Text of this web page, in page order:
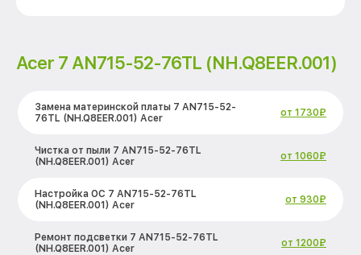
Acer 7 AN715-52-76TL (NH.Q8EER.001)
Замена материнской платы 7 AN715-52-
76TL (NH.Q8EER.001) Acer
от 1730₽
Чистка от пыли 7 AN715-52-76TL
(NH.Q8EER.001) Acer
от 1060₽
Настройка ОС 7 AN715-52-76TL
(NH.Q8EER.001) Acer
от 930₽
Ремонт подсветки 7 AN715-52-76TL
(NH.Q8EER.001) Acer
от 1200₽